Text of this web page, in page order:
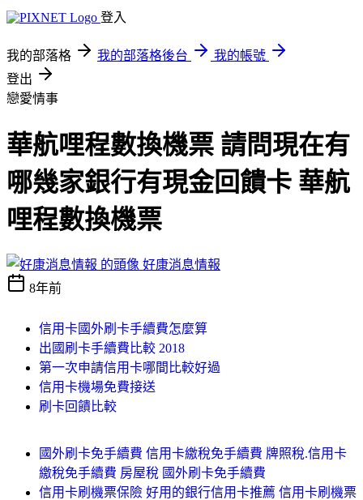
登入
我的部落格 我的部落格後台
我的帳號
登出
戀愛情事
華航哩程數換機票 請問現在有
哪幾家銀行有現金回饋卡 華航
哩程數換機票
好康消息情報
8年前
信用卡國外刷卡手續費怎麼算
出國刷卡手續費比較 2018
第一次申請信用卡哪間比較好過
信用卡機場免費接送
刷卡回饋比較
國外刷卡免手續費 信用卡繳稅免手續費 牌照稅.信用卡
繳稅免手續費 房屋稅 國外刷卡免手續費
信用卡刷機票保險 好用的銀行信用卡推薦 信用卡刷機票